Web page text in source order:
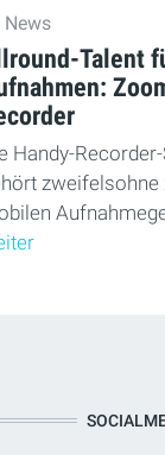
News
Talent
Handy-
zweifelsohne